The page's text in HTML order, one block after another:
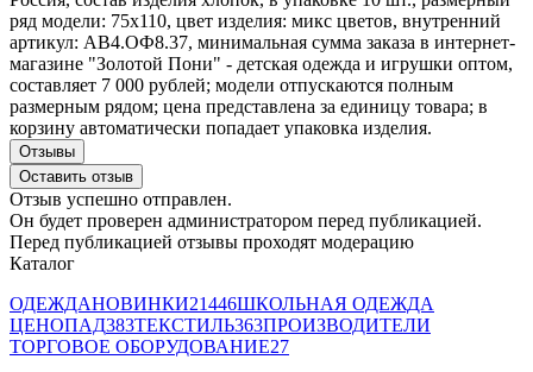
ряд модели: 75х110, цвет изделия: микс цветов, внутренний
артикул: АВ4.ОФ8.37, минимальная сумма заказа в интернет-
магазине "Золотой Пони" - детская одежда и игрушки оптом,
составляет 7 000 рублей; модели отпускаются полным
размерным рядом; цена представлена за единицу товара; в
корзину автоматически попадает упаковка изделия.
Отзывы
Оставить отзыв
Отзыв успешно отправлен.
Он будет проверен администратором перед публикацией.
Перед публикацией отзывы проходят модерацию
Каталог
ОДЕЖДАНОВИНКИ21446ШКОЛЬНАЯ ОДЕЖДА
ЦЕНОПАД383ТЕКСТИЛЬ363ПРОИЗВОДИТЕЛИ
ТОРГОВОЕ ОБОРУДОВАНИЕ27